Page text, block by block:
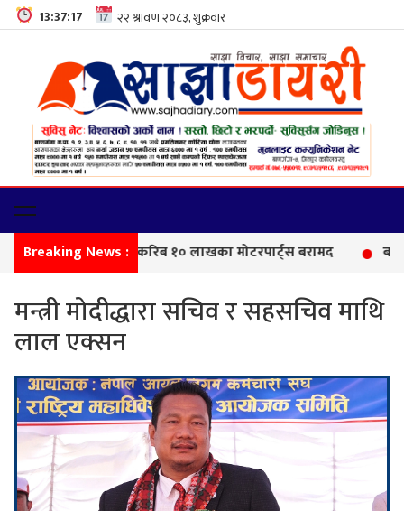
13:37:18
Breaking News :
मन्त्री मोदीद्धारा सचिव र सहसचिव माथि
लाल एक्सन